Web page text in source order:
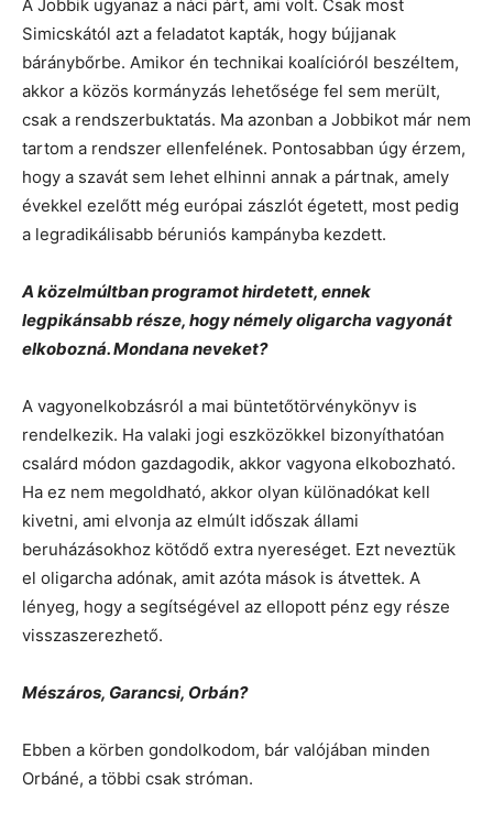
A Jobbik ugyanaz a náci párt, ami volt. Csak most
Simicskától azt a feladatot kapták, hogy bújjanak
báránybőrbe. Amikor én technikai koalícióról beszéltem,
akkor a közös kormányzás lehetősége fel sem merült,
csak a rendszerbuktatás. Ma azonban a Jobbikot már nem
tartom a rendszer ellenfelének. Pontosabban úgy érzem,
hogy a szavát sem lehet elhinni annak a pártnak, amely
évekkel ezelőtt még európai zászlót égetett, most pedig
a legradikálisabb béruniós kampányba kezdett.
A közelmúltban programot hirdetett, ennek
legpikánsabb része, hogy némely oligarcha vagyonát
elkobozná. Mondana neveket?
A vagyonelkobzásról a mai büntetőtörvénykönyv is
rendelkezik. Ha valaki jogi eszközökkel bizonyíthatóan
csalárd módon gazdagodik, akkor vagyona elkobozható.
Ha ez nem megoldható, akkor olyan különadókat kell
kivetni, ami elvonja az elmúlt időszak állami
beruházásokhoz kötődő extra nyereséget. Ezt neveztük
el oligarcha adónak, amit azóta mások is átvettek. A
lényeg, hogy a segítségével az ellopott pénz egy része
visszaszerezhető.
Mészáros, Garancsi, Orbán?
Ebben a körben gondolkodom, bár valójában minden
Orbáné, a többi csak stróman.